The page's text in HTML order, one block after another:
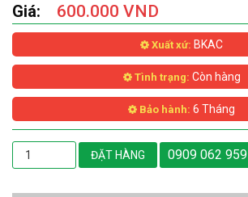
Giá: 600.000 VND
Xuất xứ: BKAC
Tình trạng: Còn hàng
Bảo hành: 6 Tháng
ĐẶT HÀNG 0909 062 959